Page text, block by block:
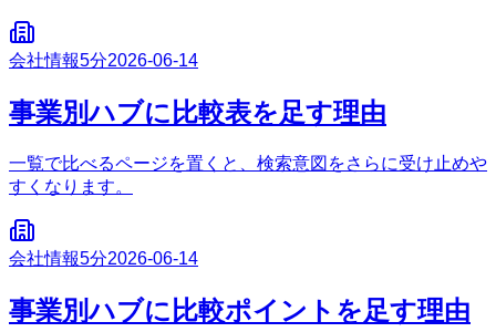
会社情報5分2026-06-14
事業別ハブに比較表を足す理由
一覧で比べるページを置くと、検索意図をさらに受け止めや
すくなります。
会社情報5分2026-06-14
事業別ハブに比較ポイントを足す理由